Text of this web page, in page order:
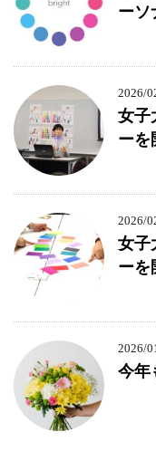
ーソ
2026/
女子
ー
2026/
女子
ーを
2026/
今年